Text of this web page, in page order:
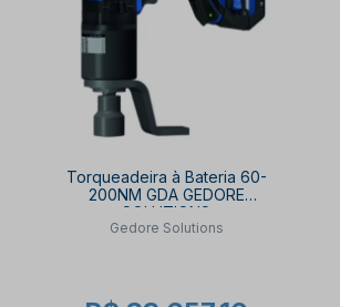
Torqueadeira à Bateria 60-
200NM GDA GEDORE
SOLUTIONS
Gedore Solutions